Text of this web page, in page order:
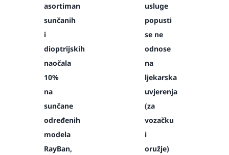
asortiman
sunčanih
i
dioptrijskih
naočala
10%
na
sunčane
određenih
modela
RayBan,
usluge
popusti
se ne
odnose
na
ljekarska
uvjerenja
(za
vozačku
i
oružje)